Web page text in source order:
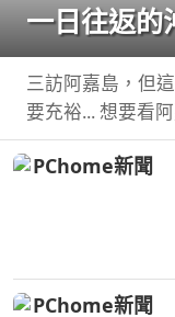
一日往返的
三訪阿嘉島，但
要充裕... 想要看
https://youtu.be/